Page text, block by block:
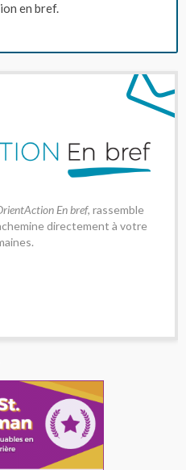
en bref.
En bref, rassemble
directement à votre